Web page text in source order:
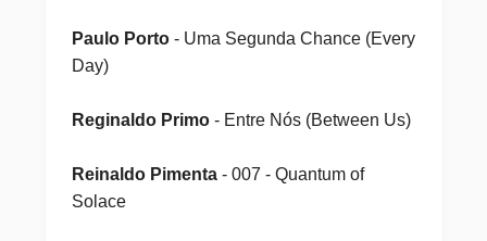
Paulo Porto- Uma Segunda Chance (Every
Day)
Reginaldo Primo- Entre Nós (Between Us)
Reinaldo Pimenta- 007 - Quantum of
Solace